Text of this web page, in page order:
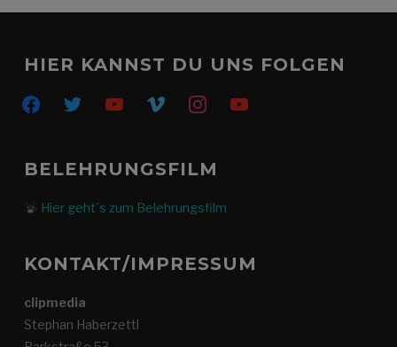
HIER KANNST DU UNS FOLGEN
facebooktwitter youtube vimeo instagramyoutube
BELEHRUNGSFILM
Hier geht´s zum Belehrungsfilm
KONTAKT/IMPRESSUM
clipmedia
Stephan Haberzettl